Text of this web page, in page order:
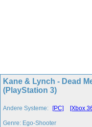
Kane & Lynch - Dead
(PlayStation 3)
Andere Systeme: [PC] [Xbox
Genre: Ego-Shooter